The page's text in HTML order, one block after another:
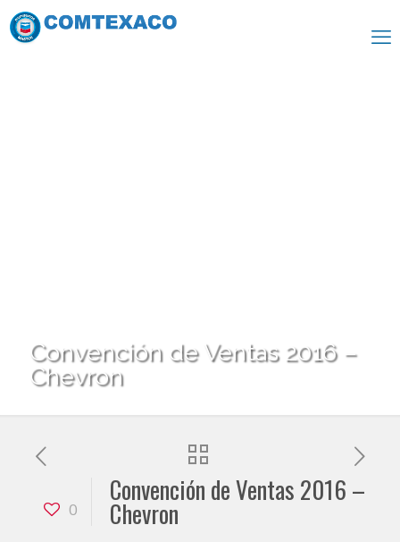
Convención de Ventas 2016 –
Chevron
0
Convención de Ventas 2016 –
Chevron